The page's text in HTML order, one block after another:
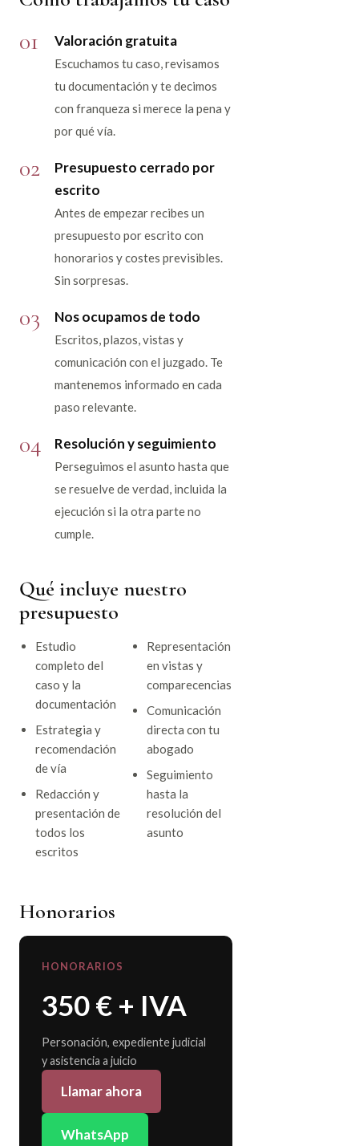
01 Valoración gratuita
Escuchamos tu caso, revisamos
tu documentación y te decimos
con franqueza si merece la pena y
por qué vía.
02
Presupuesto cerrado por
escrito
Antes de empezar recibes un
presupuesto por escrito con
honorarios y costes previsibles.
Sin sorpresas.
03 Nos ocupamos de todo
Escritos, plazos, vistas y
comunicación con el juzgado. Te
mantenemos informado en cada
paso relevante.
04 Resolución y seguimiento
Perseguimos el asunto hasta que
se resuelve de verdad, incluida la
ejecución si la otra parte no
cumple.
Qué incluye nuestro
presupuesto
Estudio
completo del
caso y la
documentación
Estrategia y
recomendación
de vía
Redacción y
presentación de
todos los
escritos
Representación
en vistas y
comparecencias
Comunicación
directa con tu
abogado
Seguimiento
hasta la
resolución del
asunto
Honorarios
HONORARIOS
350 € + IVA
Personación, expediente judicial
y asistencia a juicio
Llamar ahora
WhatsApp